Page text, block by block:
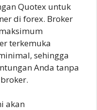
Quotex untuk
di forex. Broker
terkemuka
sehingga
Anda tanpa
akan